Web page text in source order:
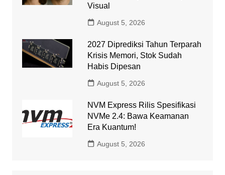
Visual
August 5, 2026
2027 Diprediksi Tahun Terparah
Krisis Memori, Stok Sudah
Habis Dipesan
August 5, 2026
NVM Express Rilis Spesifikasi
NVMe 2.4: Bawa Keamanan
Era Kuantum!
August 5, 2026